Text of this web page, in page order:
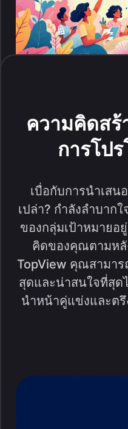
ความคิดสร้
การโป
เบื่อกับการนำเสน
เปล่า? กำลังลำบาก
ของกลุ่มเป้าหมายอ
คิดของคุณตามหลั
TopView คุณสามา
สุดและน่าสนใจที่สุ
นำหน้าคู่แข่งและต